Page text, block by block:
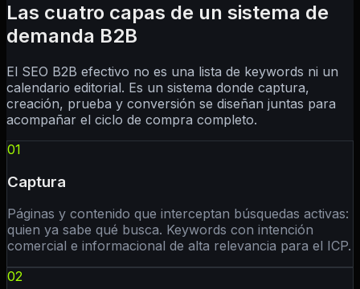
Las cuatro capas de un sistema de
demanda B2B
El SEO B2B efectivo no es una lista de keywords ni un
calendario editorial. Es un sistema donde captura,
creación, prueba y conversión se diseñan juntas para
acompañar el ciclo de compra completo.
01
Captura
Páginas y contenido que interceptan búsquedas activas:
quien ya sabe qué busca. Keywords con intención
comercial e informacional de alta relevancia para el ICP.
02